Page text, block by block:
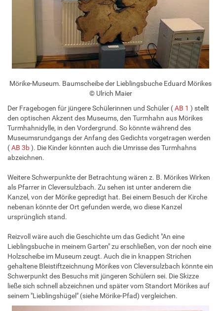
Mörike-Museum. Baumscheibe der Lieblingsbuche Eduard Mörikes
© Ulrich Maier
Der Fragebogen für jüngere Schülerinnen und Schüler (AB 1 ) stellt
den optischen Akzent des Museums, den Turmhahn aus Mörikes
Turmhahnidylle, in den Vordergrund. So könnte während des
Museumsrundgangs der Anfang des Gedichts vorgetragen werden
(AB 3b). Die Kinder könnten auch die Umrisse des Turmhahns
abzeichnen.
Weitere Schwerpunkte der Betrachtung wären z. B. Mörikes Wirken
als Pfarrer in Cleversulzbach. Zu sehen ist unter anderem die
Kanzel, von der Mörike gepredigt hat. Bei einem Besuch der Kirche
nebenan könnte der Ort gefunden werde, wo diese Kanzel
ursprünglich stand.
Reizvoll wäre auch die Geschichte um das Gedicht "An eine
Lieblingsbuche in meinem Garten" zu erschließen, von der noch eine
Holzscheibe im Museum zeugt. Auch die in knappen Strichen
gehaltene Bleistiftzeichnung Mörikes von Cleversulzbach könnte ein
Schwerpunkt des Besuchs mit jüngeren Schülern sei. Die Skizze
ließe sich schnell abzeichnen und später vom Standort Mörikes auf
seinem "Lieblingshügel" (siehe Mörike-Pfad) vergleichen.